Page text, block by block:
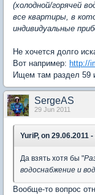
(холодной/горячей
все квартиры, в
индивидуальные
Не хочется долго
Вот например: http://
Ищем там раздел 59
SergeAS
29 Jun 2011
YuriP, on 29.06.2011
Да взять хотя бы "
водоснабжение и
Вообще-то вопрос